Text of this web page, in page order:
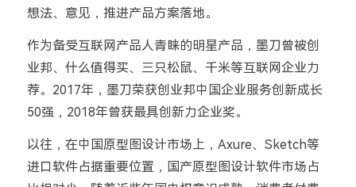
想法、意见，推进产品方案落地。
作为备受互联网产品人青睐的明星产品，墨刀曾被创
业邦、什么值得买、三只松鼠、千米等互联网企业力
荐。2017年，墨刀荣获创业邦中国企业服务创新成长
50强，2018年曾获最具创新力企业奖。
以往，在中国原型图设计市场上，Axure、Sketch等
进口软件占据重要位置，国产原型图设计软件市场占